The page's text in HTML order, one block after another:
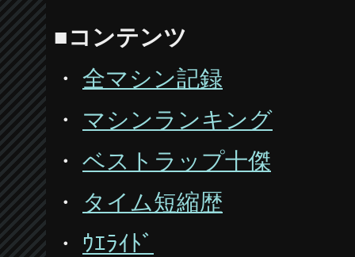
■コンテンツ
・ 全マシン記録
・ マシンランキング
・ ベストラップ十傑
・ タイム短縮歴
・ ｳｴﾗｲﾄﾞ